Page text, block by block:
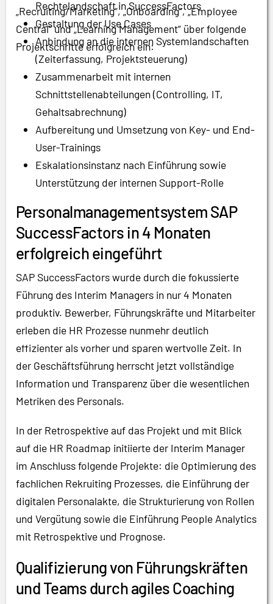
„Recruiting/Marketing“, „Onboarding“, „Employee
Central“ und „Learning Management“ über folgende
Projektschritte erfolgreich ein:
Rechtelandschaft in SuccessFactors
Gestaltung der Use Cases
Anbindung an die internen Systemlandschaften
(Zeiterfassung, Projektsteuerung)
Zusammenarbeit mit internen
Schnittstellenabteilungen (Controlling, IT,
Gehaltsabrechnung)
Aufbereitung und Umsetzung von Key- und End-
User-Trainings
Eskalationsinstanz nach Einführung sowie
Unterstützung der internen Support-Rolle
Personalmanagementsystem SAP
SuccessFactors in 4 Monaten
erfolgreich eingeführt
SAP SuccessFactors wurde durch die fokussierte
Führung des Interim Managers in nur 4 Monaten
produktiv. Bewerber, Führungskräfte und Mitarbeiter
erleben die HR Prozesse nunmehr deutlich
effizienter als vorher und sparen wertvolle Zeit. In
der Geschäftsführung herrscht jetzt vollständige
Information und Transparenz über die wesentlichen
Metriken des Personals.
In der Retrospektive auf das Projekt und mit Blick
auf die HR Roadmap initiierte der Interim Manager
im Anschluss folgende Projekte: die Optimierung des
fachlichen Rekruiting Prozesses, die Einführung der
digitalen Personalakte, die Strukturierung von Rollen
und Vergütung sowie die Einführung People Analytics
mit Retrospektive und Prognose.
Qualifizierung von Führungskräften
und Teams durch agiles Coaching